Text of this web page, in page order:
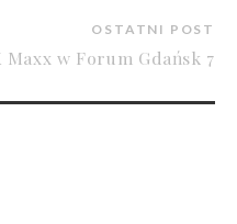
OSTATNI POST
w Forum Gdańsk 7